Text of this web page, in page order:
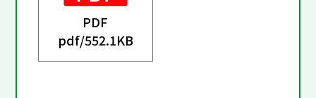
PDF
pdf/552.1KB